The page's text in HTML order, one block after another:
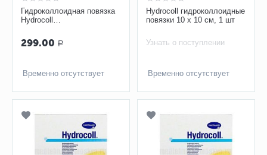
Гидроколлоидная повязка
Hydrocoll
см, 1 шт
299.00 Р
Временно отсутствует
Hydrocoll гидроколлоидные
повязки 10 х 10 см, 1 шт
Узнать о поступлении
Временно отсутствует